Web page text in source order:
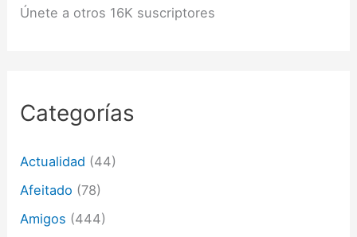
ó
r
r
e
e
c
Únete a otros 16K suscriptores
Categorías
Actualidad (44)
Afeitado (78)
Amigos (444)